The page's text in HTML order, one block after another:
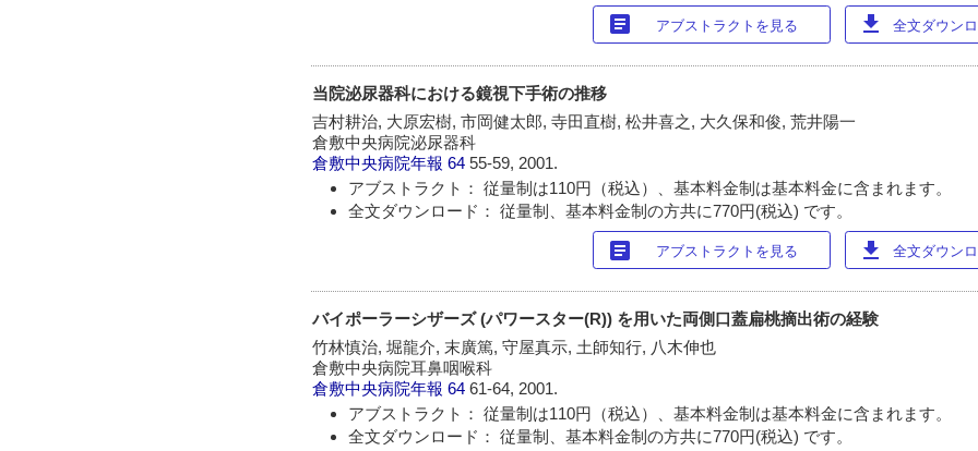
article アブストラクトを見る download 全文ダウン
当院泌尿器科における鏡視下手術の推移
吉村耕治, 大原宏樹, 市岡健太郎, 寺田直樹, 松井喜之, 大久保和俊, 荒井陽一
倉敷中央病院泌尿器科
倉敷中央病院年報 6455-59, 2001.
アブストラクト： 従量制は110円（税込）、基本料金制は基本料金に含まれます。
全文ダウンロード： 従量制、基本料金制の方共に770円(税込) です。
article アブストラクトを見る download 全文ダウン
バイポーラーシザーズ (パワースター(R)) を用いた両側口蓋扁桃摘出術の経験
竹林慎治, 堀龍介, 末廣篤, 守屋真示, 土師知行, 八木伸也
倉敷中央病院耳鼻咽喉科
倉敷中央病院年報 6461-64, 2001.
アブストラクト： 従量制は110円（税込）、基本料金制は基本料金に含まれます。
全文ダウンロード： 従量制、基本料金制の方共に770円(税込) です。